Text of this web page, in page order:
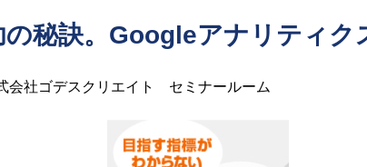
秘訣。Googleアナリティク
会社ゴデスクリエイト セミナールーム